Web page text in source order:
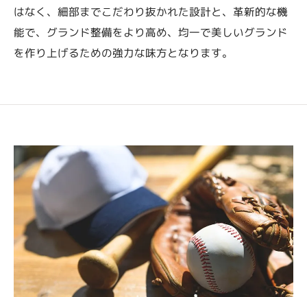
はなく、細部までこだわり抜かれた設計と、革新的な機
能で、グランド整備をより高め、均一で美しいグランド
を作り上げるための強力な味方となります。